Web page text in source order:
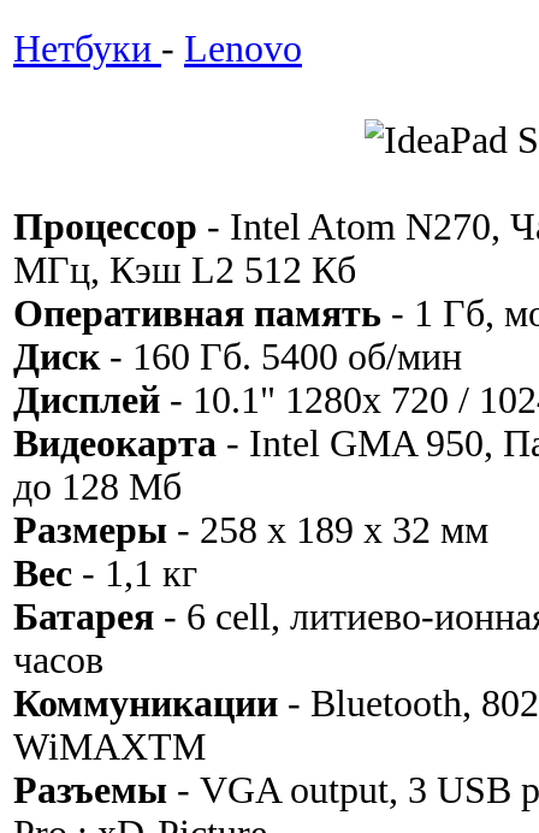
Нетбуки - Lenovo
Процессор - Intel Atom N270,
МГц, Кэш L2 512 Кб
Оперативная память - 1 Гб,
Диск - 160 Гб. 5400 об/мин
Дисплей - 10.1" 1280x 720 /
Видеокарта - Intel GMA 950,
до 128 Мб
Размеры - 258 x 189 x 32 мм
Вес - 1,1 кг
Батарея - 6 cell, литиево-
часов
Коммуникации - Bluetooth,
WiMAXTM
Разъемы - VGA output, 3 USB